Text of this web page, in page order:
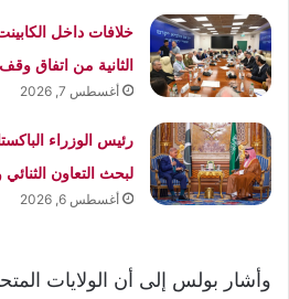
خلافات داخل
الثانية من اتفاق
أغسطس 7, 2026
رئيس الوزراء
لبحث التعاون
أغسطس 6, 2026
وأشار بولس إلى أن الولايات